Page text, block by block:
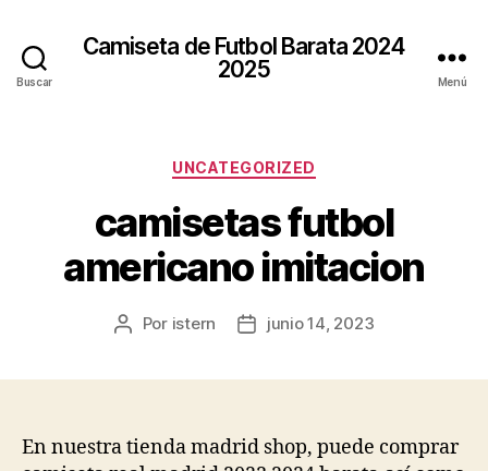
Buscar
Camiseta de Futbol Barata 2024
2025
Menú
Categorías
UNCATEGORIZED
camisetas futbol
americano imitacion
Autor
Por istern
Fechajunio 14, 2023
En nuestra tienda madrid shop, puede comprar